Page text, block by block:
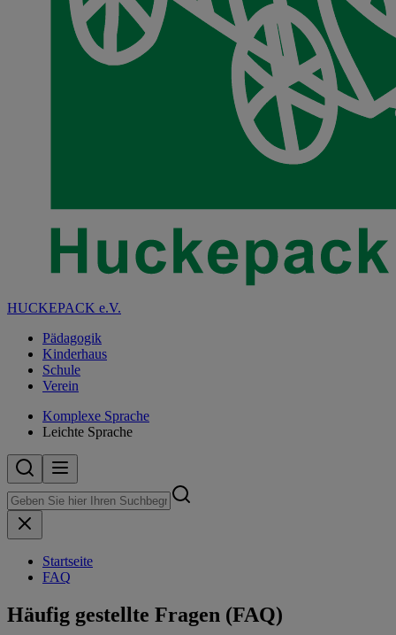
HUCKEPACK e.V.
Pädagogik
Kinderhaus
Schule
Verein
Komplexe Sprache
Leichte Sprache
Startseite
FAQ
Häufig gestellte Fragen (FAQ)